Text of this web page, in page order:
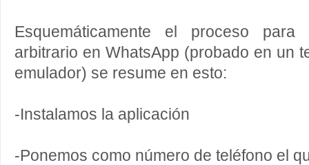
Esquemáticamente el proceso
arbitrario en WhatsApp (probado en un
emulador) se resume en esto:
-Instalamos la aplicación
-Ponemos como número de teléfono el